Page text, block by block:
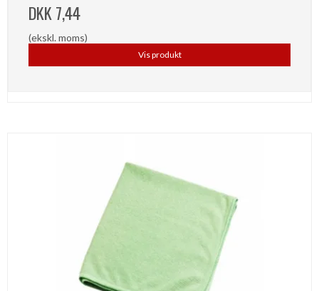
DKK 7,44
(ekskl. moms)
Vis produkt